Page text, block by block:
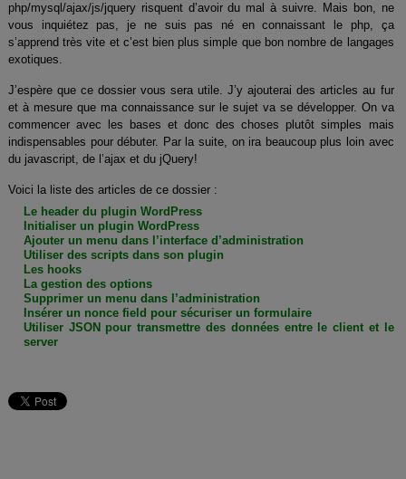
php/mysql/ajax/js/jquery risquent d’avoir du mal à suivre. Mais bon, ne
vous inquiétez pas, je ne suis pas né en connaissant le php, ça
s’apprend très vite et c’est bien plus simple que bon nombre de langages
exotiques.
J’espère que ce dossier vous sera utile. J’y ajouterai des articles au fur
et à mesure que ma connaissance sur le sujet va se développer. On va
commencer avec les bases et donc des choses plutôt simples mais
indispensables pour débuter. Par la suite, on ira beaucoup plus loin avec
du javascript, de l’ajax et du jQuery!
Voici la liste des articles de ce dossier :
Le header du plugin WordPress
Initialiser un plugin WordPress
Ajouter un menu dans l’interface d’administration
Utiliser des scripts dans son plugin
Les hooks
La gestion des options
Supprimer un menu dans l’administration
Insérer un nonce field pour sécuriser un formulaire
Utiliser JSON pour transmettre des données entre le client et le
server